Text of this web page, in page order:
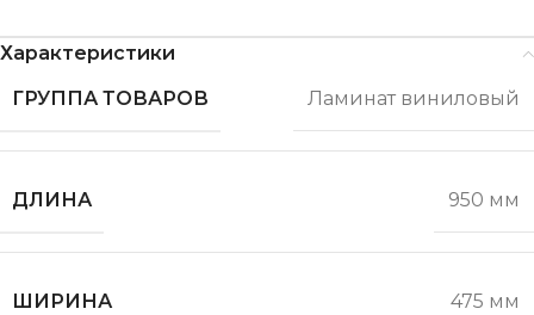
Характеристики
ГРУППА ТОВАРОВ
Ламинат виниловый
ДЛИНА 950 мм
ШИРИНА 475 мм